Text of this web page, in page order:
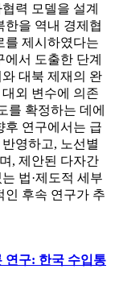
력 모델을 설계
한을 역내 경제협
를 제시하였다는
서 도출한 단계
대북 제재의 완
외 변수에 의존
를 확정하는 데에
후 연구에서는 급
영하고, 노선별
, 제안된 다자간
법·제도적 세부
인 후속 연구가 추
연구: 한국 수입통